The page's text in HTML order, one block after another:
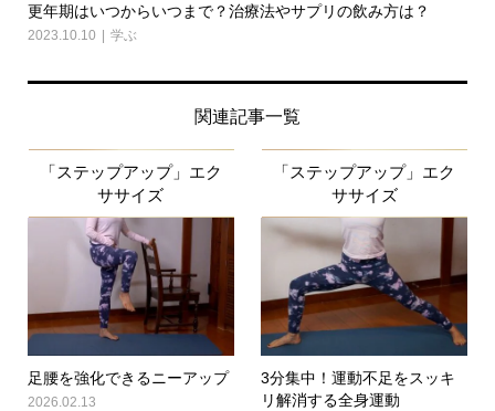
更年期はいつからいつまで？治療法やサプリの飲み方は？
2023.10.10 学ぶ
関連記事一覧
「ステップアップ」エク
ササイズ
足腰を強化できるニーアップ
2026.02.13
「ステップアップ」エク
ササイズ
3分集中！運動不足をスッキ
リ解消する全身運動